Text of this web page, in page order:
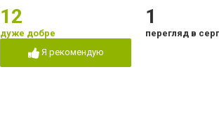
12
дуже добре
Я рекомендую
1
перегляд в